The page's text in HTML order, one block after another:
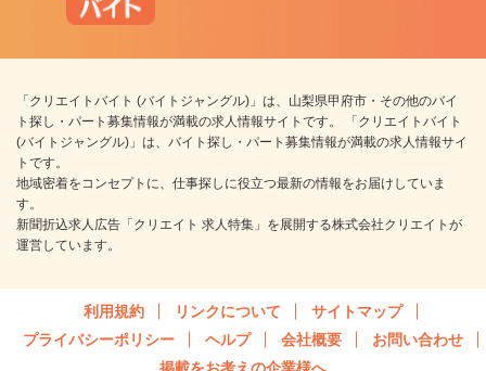
「クリエイトバイト (バイトジャングル)」は、山梨県甲府市・その他のバイ
ト探し・パート募集情報が満載の求人情報サイトです。 「クリエイトバイト
(バイトジャングル)」は、バイト探し・パート募集情報が満載の求人情報サイ
トです。
地域密着をコンセプトに、仕事探しに役立つ最新の情報をお届けしていま
す。
新聞折込求人広告「クリエイト 求人特集」を展開する株式会社クリエイトが
運営しています。
利用規約 リンクについて
サイトマップ
プライバシーポリシー
ヘルプ 会社概要
お問い合わせ
掲載をお考えの企業様へ